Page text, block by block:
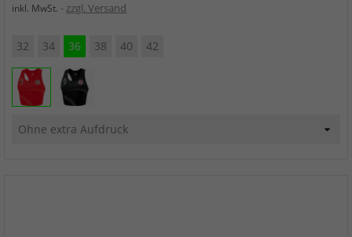
inkl. MwSt. zzgl. Versand
32 34 36 38 40 42